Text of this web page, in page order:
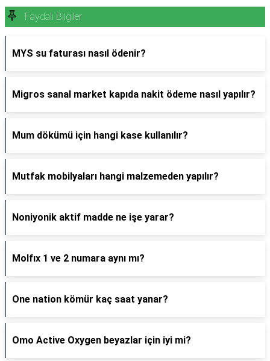
Faydalı Bilgiler
MYS su faturası nasıl ödenir?
Migros sanal market kapıda nakit ödeme nasıl yapılır?
Mum dökümü için hangi kase kullanılır?
Mutfak mobilyaları hangi malzemeden yapılır?
Noniyonik aktif madde ne işe yarar?
Molfıx 1 ve 2 numara aynı mı?
One nation kömür kaç saat yanar?
Omo Active Oxygen beyazlar için iyi mi?